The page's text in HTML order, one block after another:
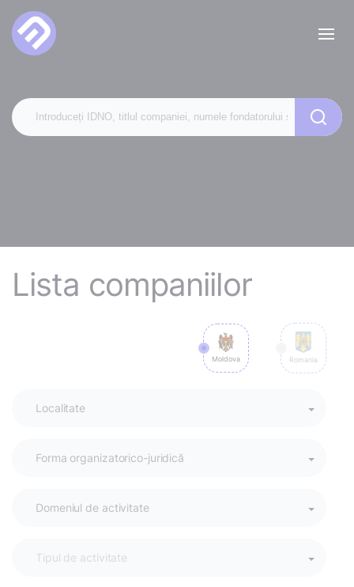
Lista companiilor
Moldova Romania